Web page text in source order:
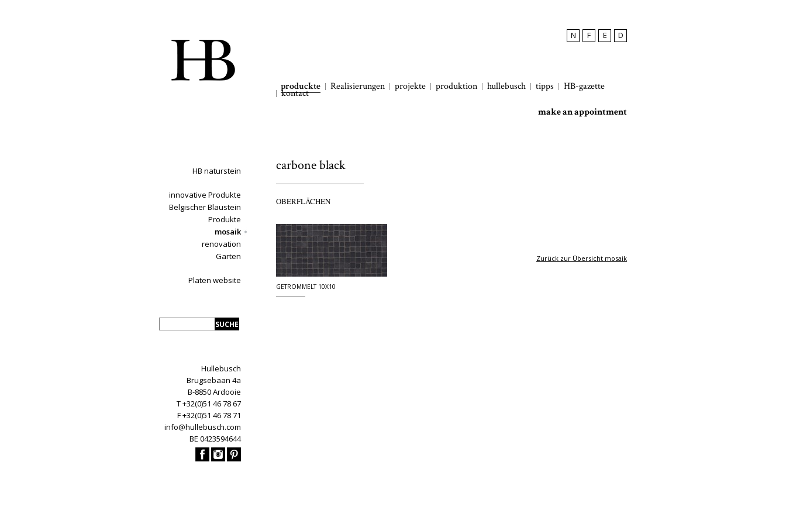
N F E D
produckte Realisierungen projekte produktion hullebusch tipps HB-gazette
kontact
make an appointment
HB naturstein
innovative Produkte
Belgischer Blaustein
Produkte
mosaik
renovation
Garten
Platen website
Hullebusch
Brugsebaan 4a
B-8850 Ardooie
T +32(0)51 46 78 67
F +32(0)51 46 78 71
info@hullebusch.com
BE 0423594644
carbone black
OBERFLÄCHEN
GETROMMELT 10X10
Zurück zur Übersicht mosaik